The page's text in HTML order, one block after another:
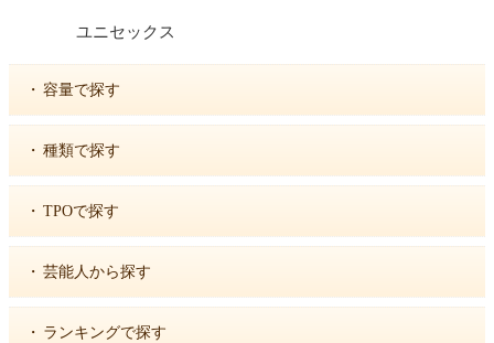
ユニセックス
・ 容量で探す
・ 種類で探す
・ TPOで探す
・ 芸能人から探す
・ ランキングで探す